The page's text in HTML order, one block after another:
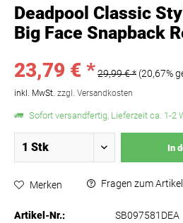
Deadpool Classic
Big Face Snapback
23,79 € *29,99 € * (20,67%
inkl. MwSt. zzgl. Versandkosten
Sofort versandfertig, Lieferzeit ca. 1-2
In
Merken Fragen zum
Artikel-Nr.: SB097581DEA